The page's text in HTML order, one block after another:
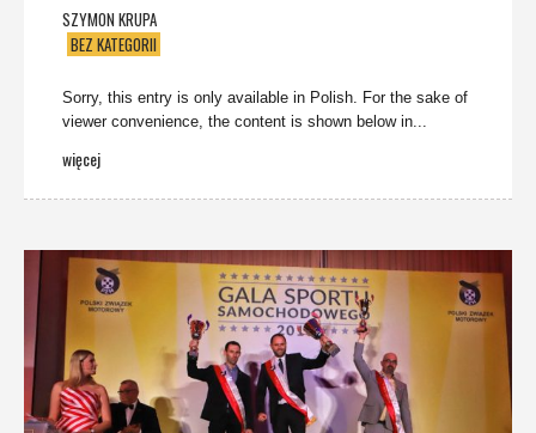
SZYMON KRUPA
BEZ KATEGORII
Sorry, this entry is only available in Polish. For the sake of
viewer convenience, the content is shown below in...
więcej